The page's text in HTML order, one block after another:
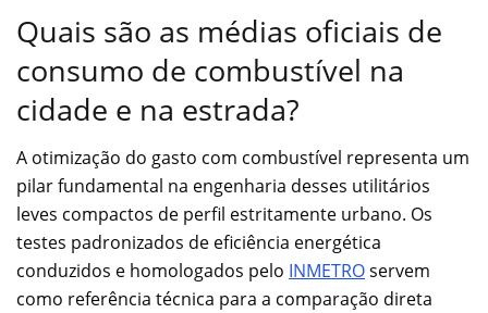
Quais são as médias oficiais de
consumo de combustível na
cidade e na estrada?
A otimização do gasto com combustível representa um
pilar fundamental na engenharia desses utilitários
leves compactos de perfil estritamente urbano. Os
testes padronizados de eficiência energética
conduzidos e homologados pelo INMETROservem
como referência técnica para a comparação direta